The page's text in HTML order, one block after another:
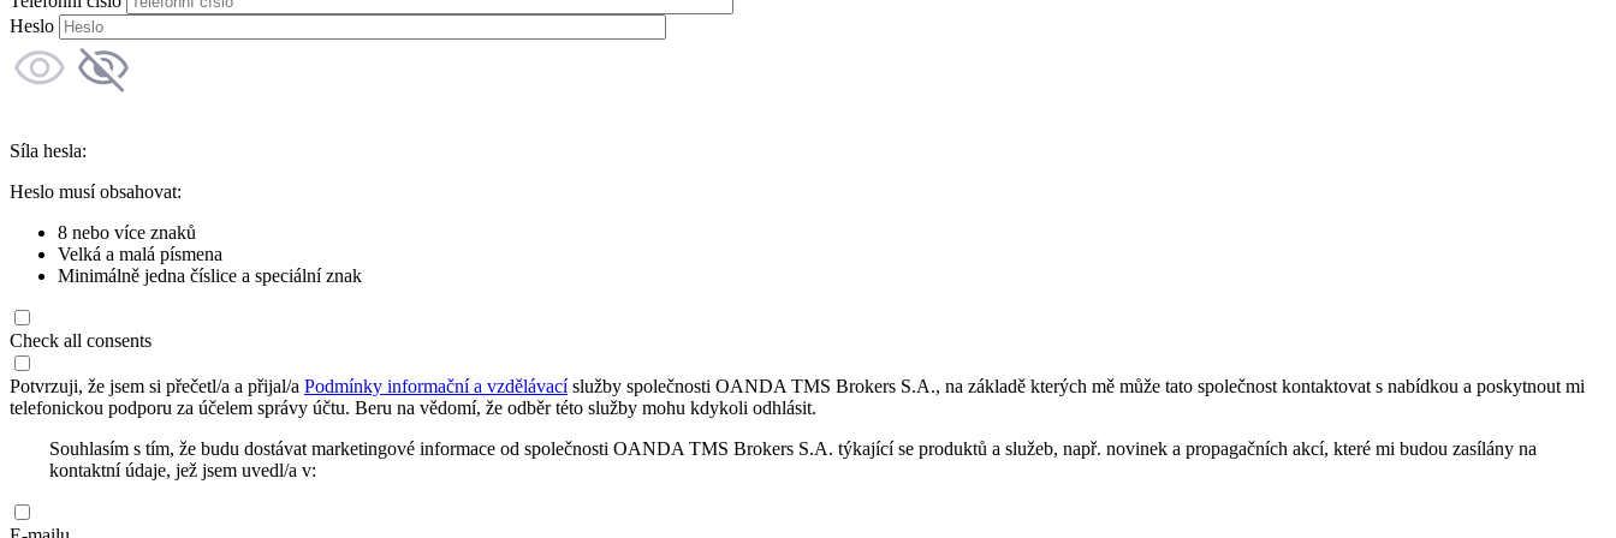
Heslo
Síla hesla:
Heslo musí obsahovat:
8 nebo více znaků
Velká a malá písmena
Minimálně jedna číslice a speciální znak
Check all consents
Potvrzuji, že jsem si přečetl/a a přijal/a Podmínky informační a vzdělávacíslužby společnosti OANDA TMS Brokers S.A., na základě kterých mě může tato společnost kontaktovat s nabídkou a poskytnout mi
telefonickou podporu za účelem správy účtu. Beru na vědomí, že odběr této služby mohu kdykoli odhlásit.
Souhlasím s tím, že budu dostávat marketingové informace od společnosti OANDA TMS Brokers S.A. týkající se produktů a služeb, např. novinek a propagačních akcí, které mi budou zasílány na
kontaktní údaje, jež jsem uvedl/a v: